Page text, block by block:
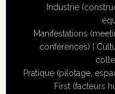
Industrie
Manifestations
conférences)
Pratique (pilotage,
First (facteurs